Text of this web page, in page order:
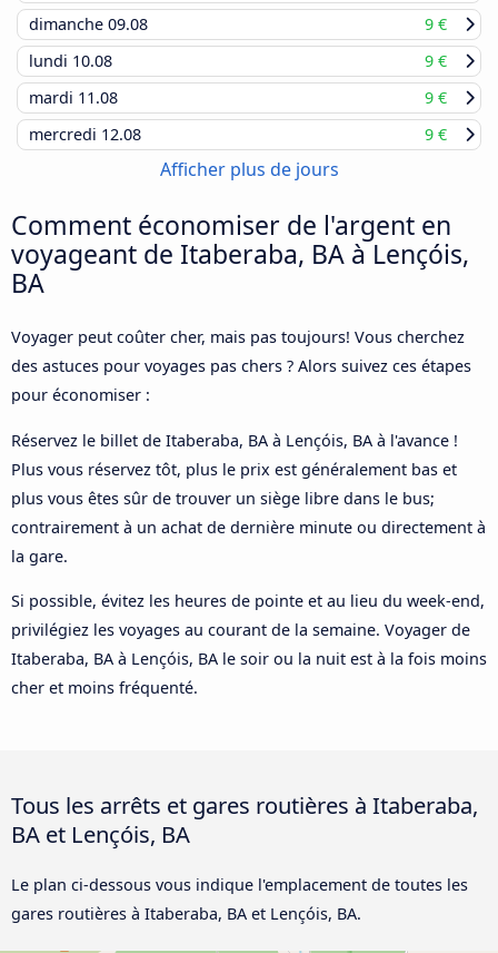
dimanche 09.08
9 €
lundi 10.08
9 €
mardi 11.08
9 €
mercredi 12.08 9 €
Afficher plus de jours
Comment économiser de l'argent en
voyageant de Itaberaba, BA à Lençóis,
BA
Voyager peut coûter cher, mais pas toujours! Vous cherchez
des astuces pour voyages pas chers ? Alors suivez ces étapes
pour économiser :
Réservez le billet de Itaberaba, BA à Lençóis, BA à l'avance !
Plus vous réservez tôt, plus le prix est généralement bas et
plus vous êtes sûr de trouver un siège libre dans le bus;
contrairement à un achat de dernière minute ou directement à
la gare.
Si possible, évitez les heures de pointe et au lieu du week-end,
privilégiez les voyages au courant de la semaine. Voyager de
Itaberaba, BA à Lençóis, BA le soir ou la nuit est à la fois moins
cher et moins fréquenté.
Tous les arrêts et gares routières à Itaberaba,
BA et Lençóis, BA
Le plan ci-dessous vous indique l'emplacement de toutes les
gares routières à Itaberaba, BA et Lençóis, BA.